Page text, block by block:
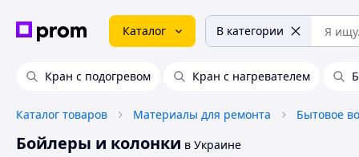
Каталог В категории
Кран с подогревом Кран с нагревателем
Каталог товаров Материалы для ремонта Бытовое
Бойлеры и колонки в Украине